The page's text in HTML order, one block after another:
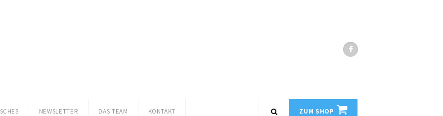
NEWSLETTER DAS TEAM KONTAKT ZUM SHOP